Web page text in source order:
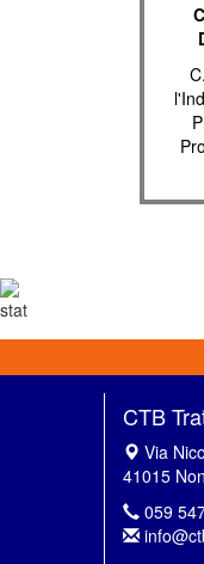
CTB
Via
41015
059